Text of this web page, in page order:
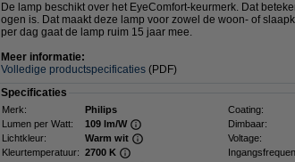
De lamp beschikt over het EyeComfort-keurmerk. Dat
ogen is. Dat maakt deze lamp voor zowel de woon- of
per dag gaat de lamp ruim 15 jaar mee.
Meer informatie:
Volledige productspecificaties (PDF)
Specificaties
Merk: Philips Coating:
Lumen per Watt:
109 lm/W Dimbaar:
Lichtkleur:
Warm wit Voltage:
Kleurtemperatuur: 2700 K